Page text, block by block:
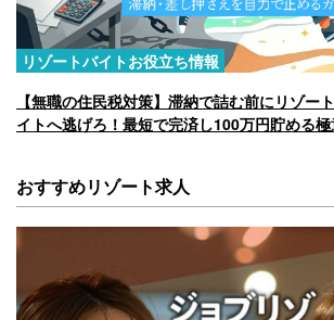
リゾートバイトお役立ち情報
【無職の住民税対策】滞納で詰む前にリゾー
イトへ逃げろ！最短で完済し100万円貯める
おすすめリゾート求人